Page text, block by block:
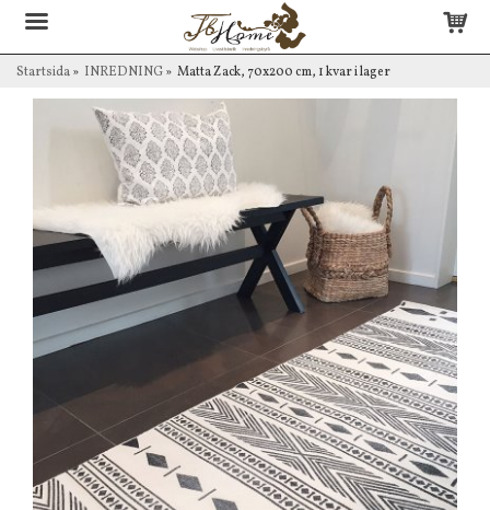
Startsida» INREDNING» Matta Zack, 70x200 cm, 1 kvar i lager